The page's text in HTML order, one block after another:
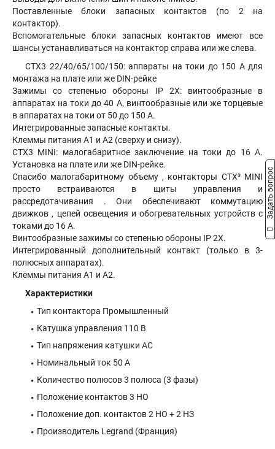
Поставленные блоки запасных контактов (по 2 на
контактор).
Вспомогательные блоки запасных контактов имеют все
шансы устанавливаться на контактор справа или же слева.
CTX3 22/40/65/100/150: аппараты на токи до 150 A для
монтажа на плате или же DIN-рейке
Зажимы со степенью обороны IP 2X: винтообразные в
аппаратах на токи до 40 A, винтообразные или же торцевые
в аппаратах на токи от 50 до 150 A.
Интегрированные запасные контакты.
Клеммы питания A1 и A2 (сверху и снизу).
CTX3 MINI: малогабаритное заключение на токи до 16 A.
Установка на плате или же DIN-рейке.
Спасибо малогабаритному объему , контакторы CTX³ MINI
просто встраиваются в щиты управления и
рассредотачивания . Они обеспечивают коммутацию
движков , цепей освещения и обогревательных устройств с
токами до 16 А.
Винтообразные зажимы со степенью обороны IP 2X.
Интегрированный дополнительный контакт (только в 3-
полюсных аппаратах).
Клеммы питания A1 и A2.
Характеристики
Тип контактора Промышленный
Катушка управления 110 В
Тип напряжения катушки AC
Номинальный ток 50 А
Количество полюсов 3 полюса (3 фазы)
Положение контактов 3 НО
Положение доп. контактов 2 НО + 2 НЗ
Производитель Legrand (Франция)
Задать вопрос